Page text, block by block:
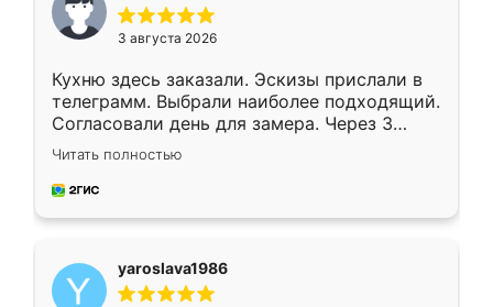
3 августа 2026
Кухню здесь заказали. Эскизы прислали в
телеграмм. Выбрали наиболее подходящий.
Согласовали день для замера. Через 3
недели кухня была уже готова. Остались
довольны работой. Спасибо Ренессанс
мебель за качественную работу!
Читать полностью
yaroslava1986